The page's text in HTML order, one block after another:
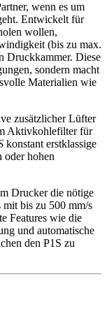
wenn es um
Entwickelt für
wollen,
(bis zu max.
Druckkammer. Diese
sondern macht
Materialien wie
zusätzlicher Lüfter
Aktivkohlefilter für
konstant erstklassige
oder hohen
Drucker die nötige
bis zu 500 mm/s
Features wie die
und automatische
den P1S zu